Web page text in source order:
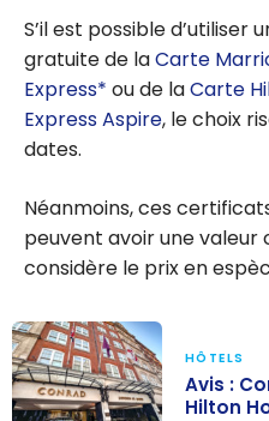
S’il est possible d’utiliser
gratuite de laCarte
Express* ou de laCarte
Express Aspire, le choix
dates.
Néanmoins, ces
peuvent avoir une valeur
considère le prix en
HÔTELS
Avis :
Hilton